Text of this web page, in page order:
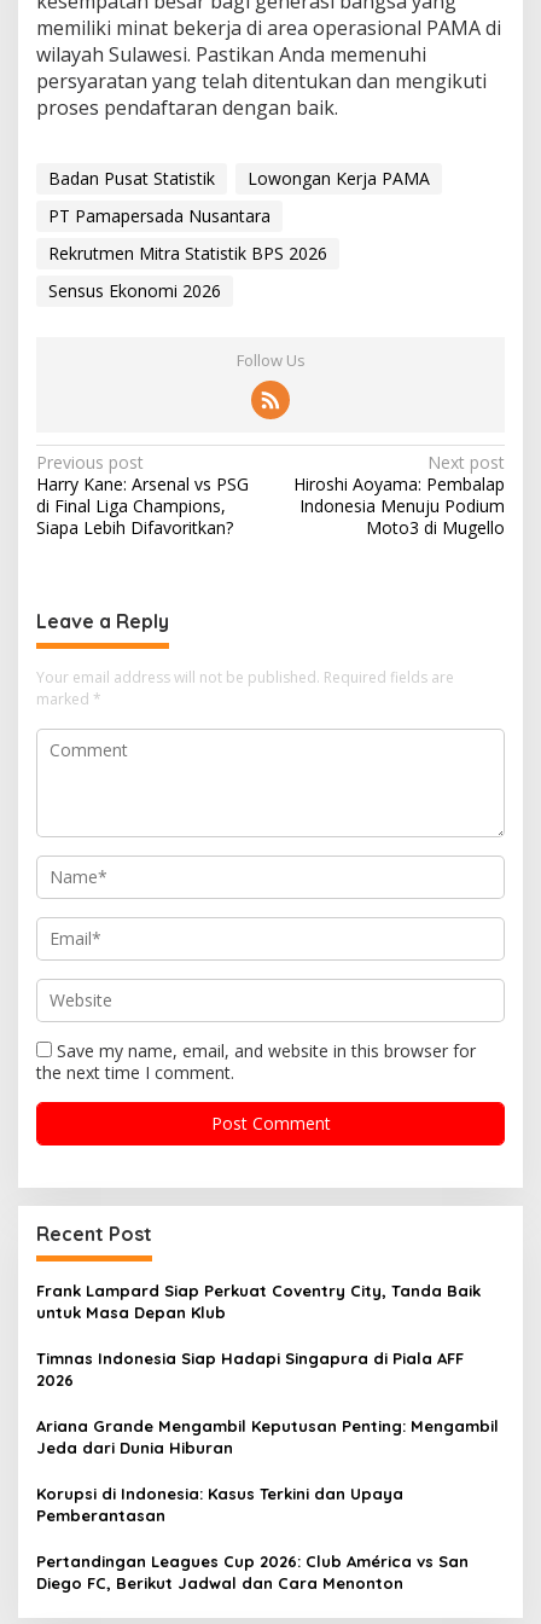
memiliki minat bekerja di area operasional PAMA di
wilayah Sulawesi. Pastikan Anda memenuhi
persyaratan yang telah ditentukan dan mengikuti
proses pendaftaran dengan baik.
Badan Pusat Statistik
Lowongan Kerja PAMA
PT Pamapersada Nusantara
Rekrutmen Mitra Statistik BPS 2026
Sensus Ekonomi 2026
Follow Us
P
o
s
a
v
i
g
i
o
n
Previous post
Harry Kane: Arsenal vs PSG
di Final Liga Champions,
Siapa Lebih Difavoritkan?
Next post
Hiroshi Aoyama: Pembalap
Indonesia Menuju Podium
Moto3 di Mugello
Leave a Reply
Your email address will not be published. Required fields are
marked *
Save my name, email, and website in this browser for
the next time I comment.
Recent Post
Frank Lampard Siap Perkuat Coventry City, Tanda Baik
untuk Masa Depan Klub
Timnas Indonesia Siap Hadapi Singapura di Piala AFF
2026
Ariana Grande Mengambil Keputusan Penting: Mengambil
Jeda dari Dunia Hiburan
Korupsi di Indonesia: Kasus Terkini dan Upaya
Pemberantasan
Pertandingan Leagues Cup 2026: Club América vs San
Diego FC, Berikut Jadwal dan Cara Menonton